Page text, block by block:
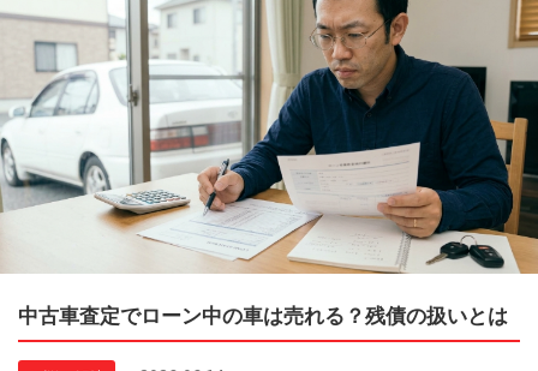
中古車査定でローン中の車は売れる？残債の扱いとは